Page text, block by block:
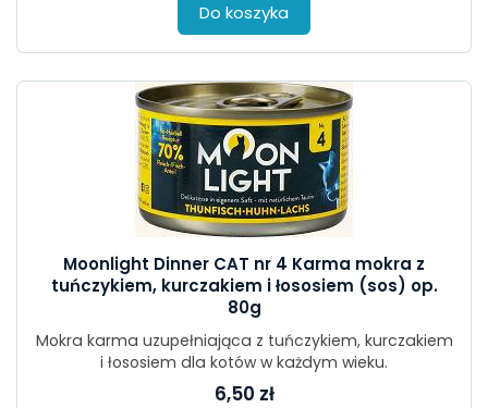
Do koszyka
Moonlight Dinner CAT nr 4 Karma mokra z
tuńczykiem, kurczakiem i łososiem (sos) op.
80g
Mokra karma uzupełniająca z tuńczykiem, kurczakiem
i łososiem dla kotów w każdym wieku.
6,50 zł